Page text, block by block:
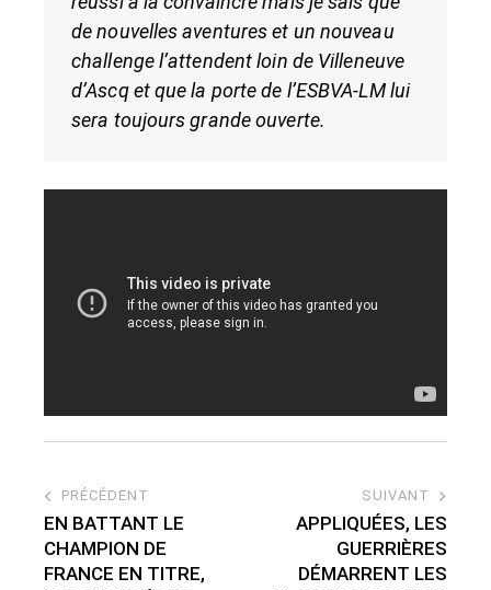
de nouvelles aventures et un nouveau
challenge l’attendent loin de Villeneuve
d’Ascq et que la porte de l’ESBVA-LM lui
sera toujours grande ouverte.
PRÉCÉDENT
EN BATTANT LE
CHAMPION DE
FRANCE EN TITRE,
SUIVANT
APPLIQUÉES, LES
GUERRIÈRES
DÉMARRENT LES